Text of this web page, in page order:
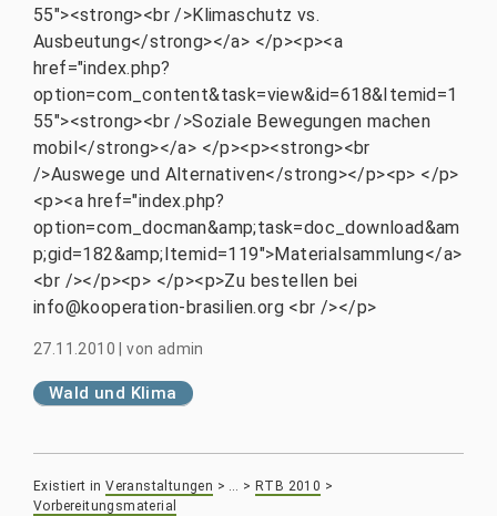
55"><strong><br />Klimaschutz vs.
Ausbeutung</strong></a> </p><p><a
href="index.php?
option=com_content&task=view&id=618&Itemid=1
55"><strong><br />Soziale Bewegungen machen
mobil</strong></a> </p><p><strong><br
/>Auswege und Alternativen</strong></p><p> </p>
<p><a href="index.php?
option=com_docman&amp;task=doc_download&am
p;gid=182&amp;Itemid=119">Materialsammlung</a>
<br /></p><p> </p><p>Zu bestellen bei
info@kooperation-brasilien.org <br /></p>
27.11.2010 |von admin
Wald und Klima
Existiert in Veranstaltungen > … > RTB 2010 >
Vorbereitungsmaterial